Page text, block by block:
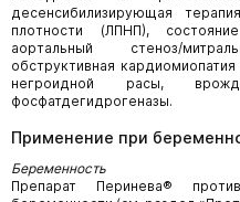
десенсибилизирующая
плотности (ЛПНП),
аортальный стеноз/
обструктивная
негроидной расы,
фосфатдегидрогеназы.
Применение при
Беременность
Препарат Перинева®